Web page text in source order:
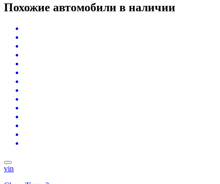
Похожие автомобили в наличии
vin